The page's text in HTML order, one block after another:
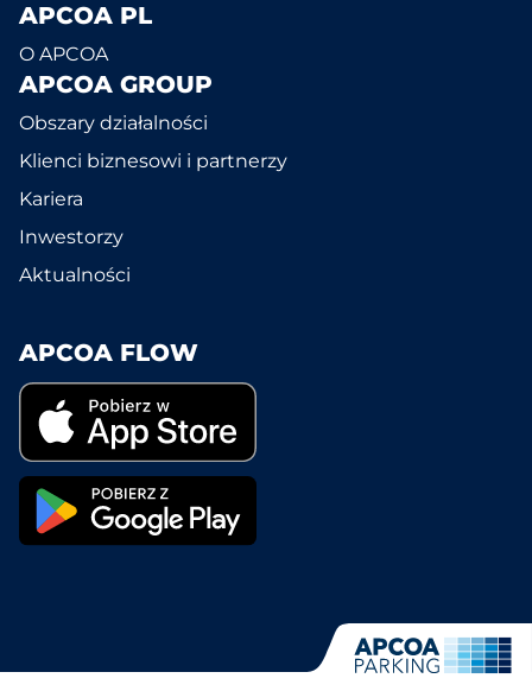
APCOA PL
O APCOA
APCOA GROUP
Obszary działalności
Klienci biznesowi i partnerzy
Kariera
Inwestorzy
Aktualności
APCOA FLOW